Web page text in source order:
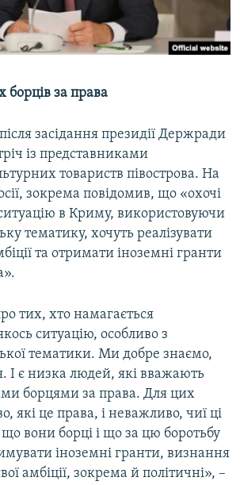
борців за права
засідання президії Держради
із представниками
товариств півострова. На
зокрема повідомив, що «охочі
ситуацію в Криму, використовуючи
тематику, хочуть реалізувати
та отримати іноземні гранти
тих, хто намагається
ситуацію, особливо з
тематики. Ми добре знаємо,
І є низка людей, які вважають
борцями за права. Для цих
які це права, і неважливо, чиї ці
вони борці і що за цю боротьбу
іноземні гранти, визнання
амбіції, зокрема й політичні», –